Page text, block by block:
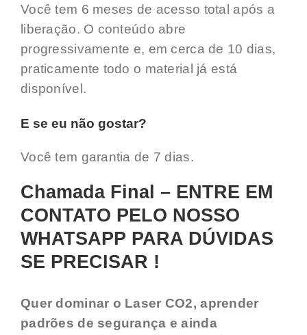
Você tem 6 meses de acesso total após a
liberação. O conteúdo abre
progressivamente e, em cerca de 10 dias,
praticamente todo o material já está
disponível.
E se eu não gostar?
Você tem garantia de 7 dias.
Chamada Final – ENTRE EM
CONTATO PELO NOSSO
WHATSAPP PARA DÚVIDAS
SE PRECISAR !
Quer dominar o Laser CO2, aprender
padrões de segurança e ainda